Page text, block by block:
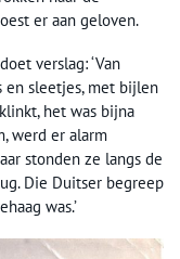
er aan geloven.
verslag: ‘Van
en sleetjes, met bijlen
het was bijna
werd er alarm
stonden ze langs de
Die Duitser begreep
was.’